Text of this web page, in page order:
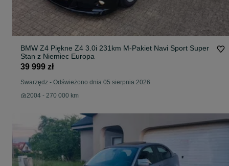
BMW Z4 Piękne Z4 3.0i 231km M-Pakiet Navi Sport Super
Stan z Niemiec Europa
39 999 zł
Swarzędz - Odświeżono dnia 05 sierpnia 2026
2004 - 270 000 km